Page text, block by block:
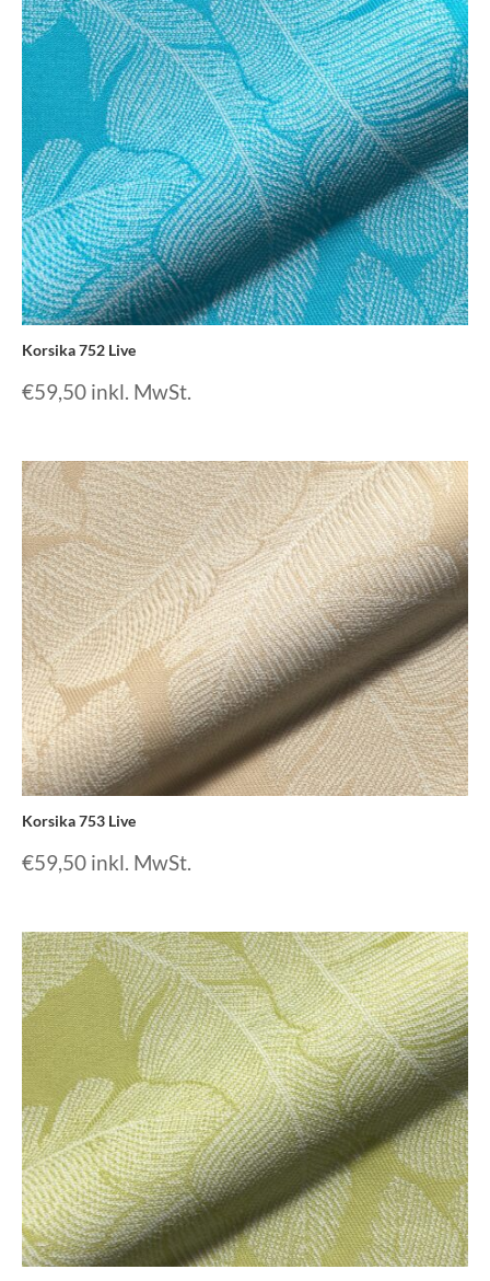
Korsika 752 Live
€59,50 inkl. MwSt.
Korsika 753 Live
€59,50 inkl. MwSt.